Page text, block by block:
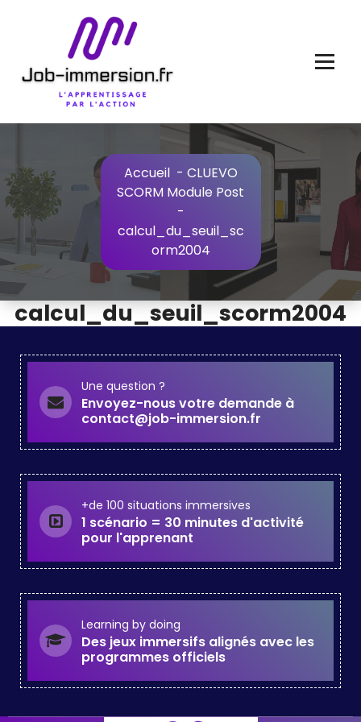
Accueil- CLUEVO
SCORM Module Post
-
calcul_du_seuil_sc
orm2004
calcul_du_seuil_scorm2004
Une question ?
Envoyez-nous votre demande à
contact@job-immersion.fr
+de 100 situations immersives
1 scénario = 30 minutes d'activité
pour l'apprenant
Learning by doing
Des jeux immersifs alignés avec les
programmes officiels